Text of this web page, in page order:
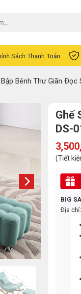
Sách Thanh Toán
Bênh Thư Giãn Đọc
Ghế
DS-
price
was:
price
is:
(Tiết
BIG
Địa